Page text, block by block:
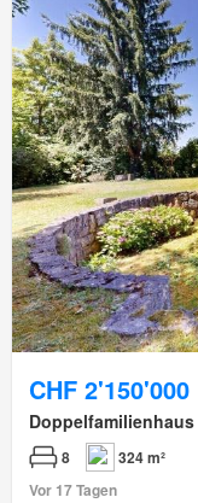
CHF 2'150'000
Doppelfamilienhaus
8
324 m²
Vor 17 Tagen